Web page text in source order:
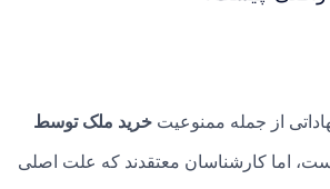
از جمله ممنوعیت خرید ملک توسط
است، اما کارشناسان معتقدند که علت اصلی